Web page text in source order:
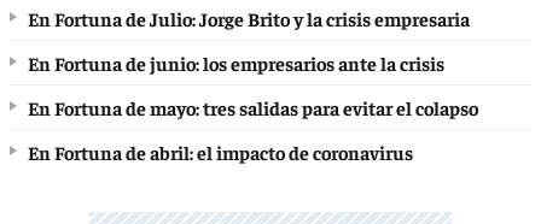
En Fortuna de Julio: Jorge Brito y la crisis empresaria
En Fortuna de junio: los empresarios ante la crisis
En Fortuna de mayo: tres salidas para evitar el colapso
En Fortuna de abril: el impacto de coronavirus